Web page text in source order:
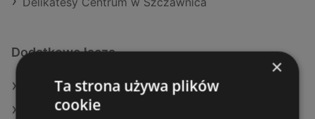
Dodatkowe łącza
Oferty Delikatesy Centrum
Oferty Selgros
×
Ta strona używa plików
cookie